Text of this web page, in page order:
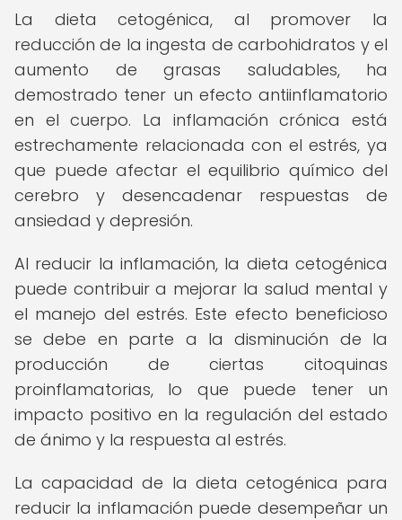
La dieta cetogénica, al promover la
reducción de la ingesta de carbohidratos y el
aumento de grasas saludables, ha
demostrado tener un efecto antiinflamatorio
en el cuerpo. La inflamación crónica está
estrechamente relacionada con el estrés, ya
que puede afectar el equilibrio químico del
cerebro y desencadenar respuestas de
ansiedad y depresión.
Al reducir la inflamación, la dieta cetogénica
puede contribuir a mejorar la salud mental y
el manejo del estrés. Este efecto beneficioso
se debe en parte a la disminución de la
producción de ciertas citoquinas
proinflamatorias, lo que puede tener un
impacto positivo en la regulación del estado
de ánimo y la respuesta al estrés.
La capacidad de la dieta cetogénica para
reducir la inflamación puede desempeñar un